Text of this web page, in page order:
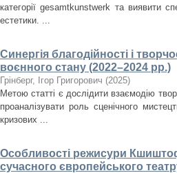
категорії gesamtkunstwerk та виявити
естетики. ...
Синергія благодійності і
воєнного стану (2022–2024 рр.)
Грінберг, Ігор Григорович (2025)
Метою статті є дослідити взаємодію
проаналізувати роль сценічного
кризових ...
Особливості режисури
сучасного європейського